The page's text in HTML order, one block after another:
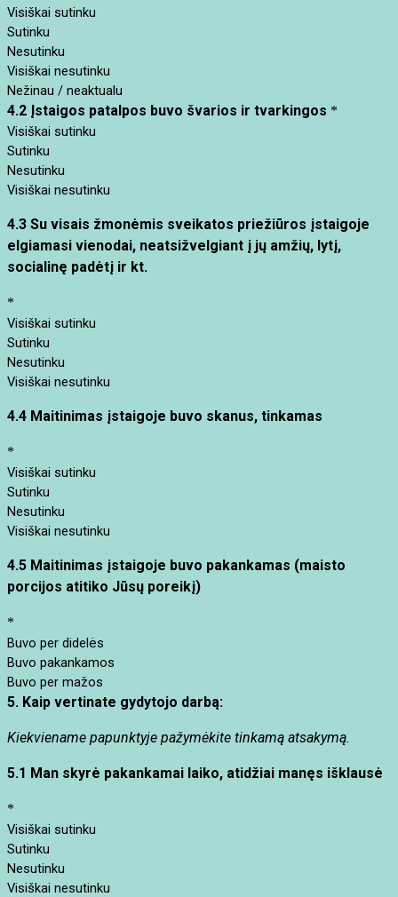
Visiškai sutinku
Sutinku
Nesutinku
Visiškai nesutinku
Nežinau / neaktualu
4.2 Įstaigos patalpos buvo švarios ir tvarkingos *
Visiškai sutinku
Sutinku
Nesutinku
Visiškai nesutinku
4.3 Su visais žmonėmis sveikatos priežiūros įstaigoje
elgiamasi vienodai, neatsižvelgiant į jų amžių, lytį,
socialinę padėtį ir kt.
*
Visiškai sutinku
Sutinku
Nesutinku
Visiškai nesutinku
4.4 Maitinimas įstaigoje buvo skanus, tinkamas
*
Visiškai sutinku
Sutinku
Nesutinku
Visiškai nesutinku
4.5 Maitinimas įstaigoje buvo pakankamas (maisto
porcijos atitiko Jūsų poreikį)
*
Buvo per didelės
Buvo pakankamos
Buvo per mažos
5. Kaip vertinate gydytojo darbą:
Kiekviename papunktyje pažymėkite tinkamą atsakymą.
5.1 Man skyrė pakankamai laiko, atidžiai manęs išklausė
*
Visiškai sutinku
Sutinku
Nesutinku
Visiškai nesutinku